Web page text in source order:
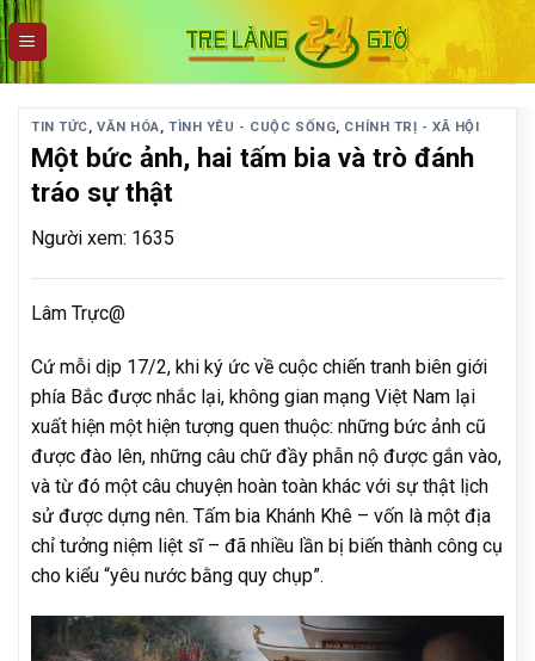
Skip
to
content
TIN TỨC,VĂN HÓA,TÌNH YÊU - CUỘC SỐNG, CHÍNH TRỊ - XÃ HỘI
Một bức ảnh, hai tấm bia và trò đánh
tráo sự thật
Người xem: 1635
Lâm Trực@
Cứ mỗi dịp 17/2, khi ký ức về cuộc chiến tranh biên giới
phía Bắc được nhắc lại, không gian mạng Việt Nam lại
xuất hiện một hiện tượng quen thuộc: những bức ảnh cũ
được đào lên, những câu chữ đầy phẫn nộ được gắn vào,
và từ đó một câu chuyện hoàn toàn khác với sự thật lịch
sử được dựng nên. Tấm bia Khánh Khê – vốn là một địa
chỉ tưởng niệm liệt sĩ – đã nhiều lần bị biến thành công cụ
cho kiểu “yêu nước bằng quy chụp”.